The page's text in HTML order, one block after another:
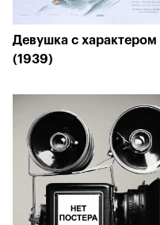
Девушка с характером
(1939)